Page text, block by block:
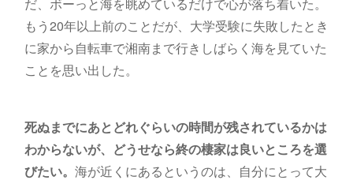
だ、ボーっと海を眺めているだけで心が落ち着いた。
もう20年以上前のことだが、大学受験に失敗したとき
に家から自転車で湘南まで行きしばらく海を見ていた
ことを思い出した。
死ぬまでにあとどれぐらいの時間が残されているかは
わからないが、どうせなら終の棲家は良いところを選
びたい。 海が近くにあるというのは、自分にとって大